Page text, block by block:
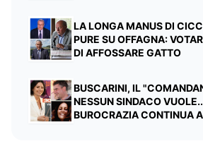
LA LONGA MANUS DI
PURE SU OFFAGNA:
DI AFFOSSARE GATTO
BUSCARINI, IL
NESSUN SINDACO
BUROCRAZIA CONTINUA